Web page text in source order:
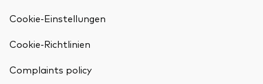
Cookie-Einstellungen
Cookie-Richtlinien
Complaints policy